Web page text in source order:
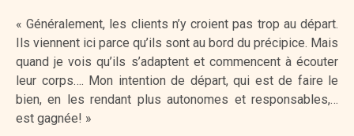
« Généralement, les clients n’y croient pas trop au départ.
Ils viennent ici parce qu’ils sont au bord du précipice. Mais
quand je vois qu’ils s’adaptent et commencent à écouter
leur corps…. Mon intention de départ, qui est de faire le
bien, en les rendant plus autonomes et responsables,…
est gagnée! »